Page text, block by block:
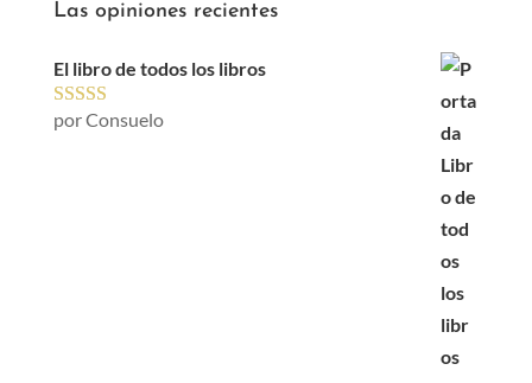
Las opiniones recientes
El libro de todos los libros
Valorado con
por Consuelo